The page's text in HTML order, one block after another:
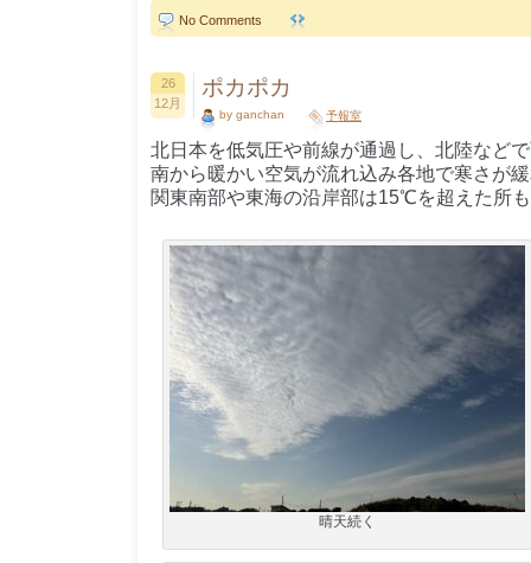
No Comments
26
12月
ポカポカ
by ganchan 予報室
北日本を低気圧や前線が通過し、北陸など
南から暖かい空気が流れ込み各地で寒さが
関東南部や東海の沿岸部は15℃を超えた所
晴天続く